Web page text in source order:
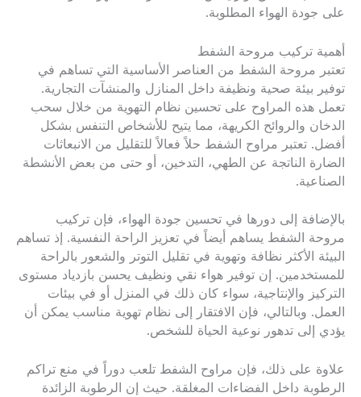
على جودة الهواء المطلوبة.
أهمية تركيب مروحة الشفط
تعتبر مروحة الشفط من العناصر الأساسية التي تساهم في
توفير بيئة صحية ونظيفة داخل المنازل والمنشآت التجارية.
تعمل هذه المراوح على تحسين نظام التهوية من خلال سحب
الدخان والروائح الكريهة، مما يتيح للأشخاص التنفس بشكل
أفضل. تعتبر مراوح الشفط حلاً فعالاً للتقليل من الانبعاثات
الضارة الناتجة عن الطهي، التدخين، أو حتى من بعض الأنشطة
الصناعية.
بالإضافة إلى دورها في تحسين جودة الهواء، فإن تركيب
مروحة الشفط يساهم أيضاً في تعزيز الراحة النفسية. إذ تساهم
البيئة الأكثر نظافة وتهوية في تقليل التوتر والشعور بالراحة
للمستخدمين. إن توفير هواء نقي ونظيف يحسن بازدياد مستوى
التركيز والإنتاجية، سواء كان ذلك في المنزل أو في بيئات
العمل. وبالتالي، فإن الافتقار إلى نظام تهوية مناسب يمكن أن
يؤدي إلى تدهور نوعية الحياة للشخص.
علاوة على ذلك، فإن مراوح الشفط تلعب دوراً في منع تراكم
الرطوبة داخل الفضاءات المغلقة. حيث إن الرطوبة الزائدة